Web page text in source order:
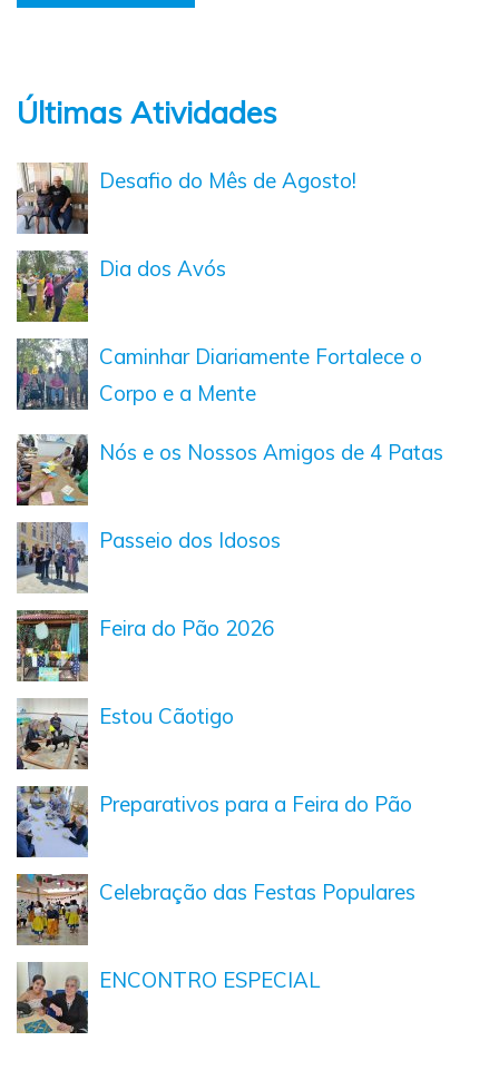
Últimas Atividades
Desafio do Mês de Agosto!
Dia dos Avós
Caminhar Diariamente Fortalece o
Corpo e a Mente
Nós e os Nossos Amigos de 4 Patas
Passeio dos Idosos
Feira do Pão 2026
Estou Cãotigo
Preparativos para a Feira do Pão
Celebração das Festas Populares
ENCONTRO ESPECIAL